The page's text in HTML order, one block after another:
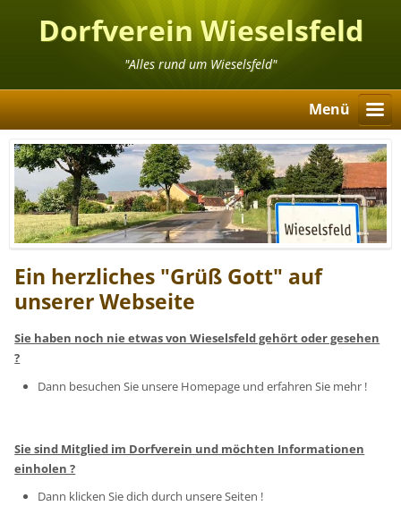
Dorfverein Wieselsfeld
"Alles rund um Wieselsfeld"
Menü
Ein herzliches "Grüß Gott" auf
unserer Webseite
Sie haben noch nie etwas von Wieselsfeld gehört oder gesehen
?
Dann besuchen Sie unsere Homepage und erfahren Sie mehr !
Sie sind Mitglied im Dorfverein und möchten Informationen
einholen ?
Dann klicken Sie dich durch unsere Seiten !